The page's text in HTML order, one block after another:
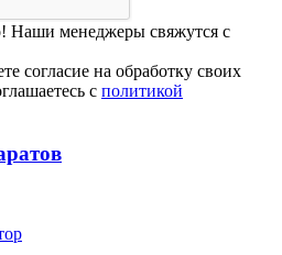
Наши менеджеры свяжутся с
согласие на обработку своих
с политикой